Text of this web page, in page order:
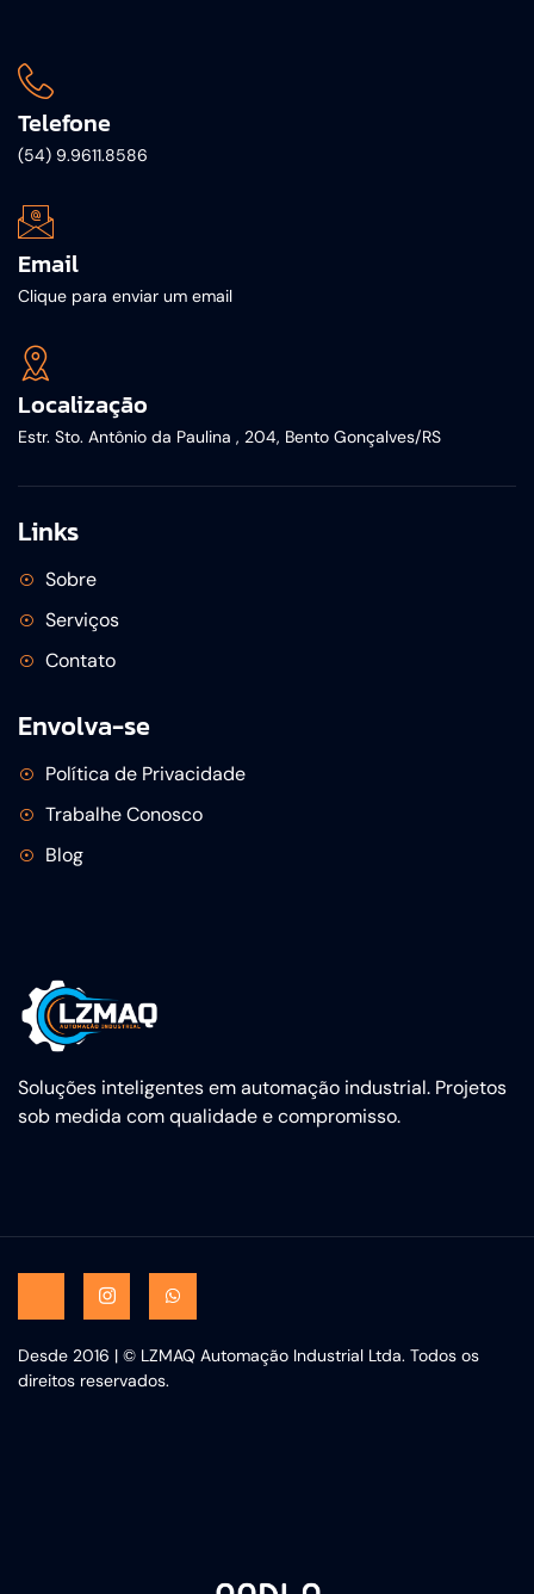
Soluções inteligentes em automação industrial. Projetos
sob medida com qualidade e compromisso.
Telefone
(54) 9.9611.8586
Email
Clique para enviar um email
Localização
Estr. Sto. Antônio da Paulina , 204, Bento Gonçalves/RS
Links
Sobre
Serviços
Contato
Envolva-se
Política de Privacidade
Trabalhe Conosco
Blog
Desde 2016 | © LZMAQ Automação Industrial Ltda. Todos os
direitos reservados.